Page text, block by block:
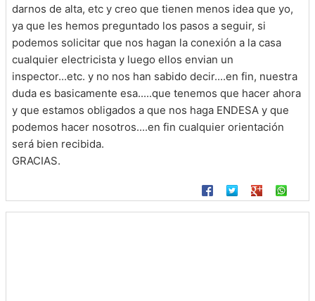
darnos de alta, etc y creo que tienen menos idea que yo,
ya que les hemos preguntado los pasos a seguir, si
podemos solicitar que nos hagan la conexión a la casa
cualquier electricista y luego ellos envian un
inspector...etc. y no nos han sabido decir....en fin, nuestra
duda es basicamente esa.....que tenemos que hacer ahora
y que estamos obligados a que nos haga ENDESA y que
podemos hacer nosotros....en fin cualquier orientación
será bien recibida.
GRACIAS.